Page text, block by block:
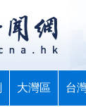
大灣區 台